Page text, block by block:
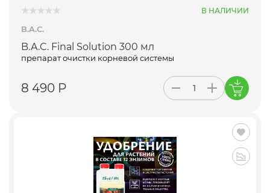
В НАЛИЧИИ
B.A.C.
B.A.C. Final Solution 300 мл
препарат очистки корневой системы
8 490 Р